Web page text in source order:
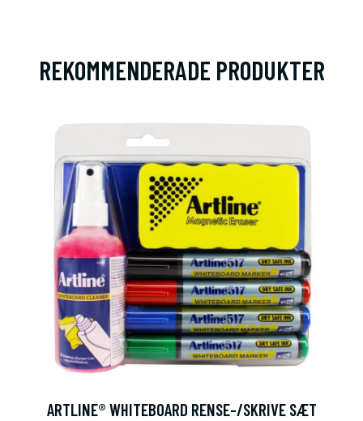
REKOMMENDERADE PRODUKTER
ARTLINE® WHITEBOARD RENSE-/SKRIVE SÆT